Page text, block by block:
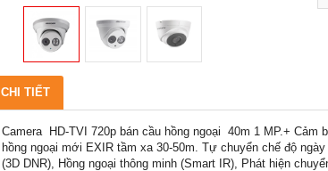
CHI TIẾT
Camera HD-TVI 720p bán cầu hồng ngoại 40m 1 MP.+ Cảm
hồng ngoại mới EXIR tầm xa 30-50m. Tự chuyển chế độ
(3D DNR), Hồng ngoại thông minh (Smart IR), Phát hiện